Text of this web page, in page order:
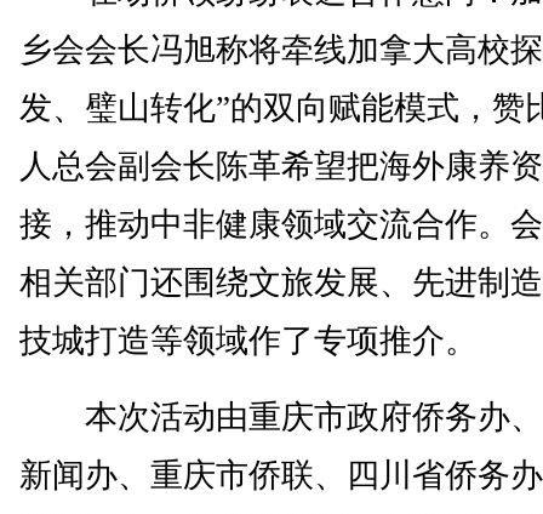
乡会会长冯旭称将牵线加拿大高校
发、璧山转化”的双向赋能模式，赞
人总会副会长陈革希望把海外康养
接，推动中非健康领域交流合作。
相关部门还围绕文旅发展、先进制
技城打造等领域作了专项推介。
本次活动由重庆市政府侨务办、
新闻办、重庆市侨联、四川省侨务